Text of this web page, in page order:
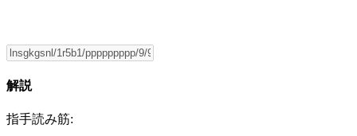
解説
指手読み筋: